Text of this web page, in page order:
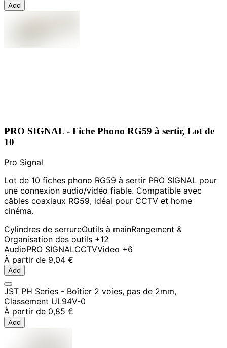
Add
PRO SIGNAL - Fiche Phono RG59 à sertir, Lot de
10
Pro Signal
Lot de 10 fiches phono RG59 à sertir PRO SIGNAL pour
une connexion audio/vidéo fiable. Compatible avec
câbles coaxiaux RG59, idéal pour CCTV et home
cinéma.
Cylindres de serrureOutils à mainRangement &
Organisation des outils +12
AudioPRO SIGNALCCTVVideo +6
À partir de 9,04 €
Add
JST PH Series - Boîtier 2 voies, pas de 2mm,
Classement UL94V-0
À partir de 0,85 €
Add